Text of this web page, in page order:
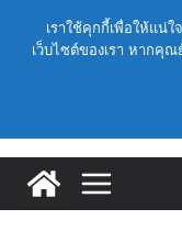
วั
Latest:
(สพฐ.) โครง
การประกัน
ก.ค.ศ. เห็นช
เพื่อบรรจุแล
คณะกรรมการ
เกณฑ์ ว 12/
ก.ค.ศ. | ว 12/
เราใช้คุกกี้เพื่อให้แน่
เว็บไซต์ของเรา หากคุ